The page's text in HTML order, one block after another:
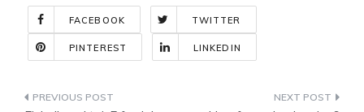
FACEBOOK TWITTER
PINTEREST LINKEDIN
Indlægsnavigation